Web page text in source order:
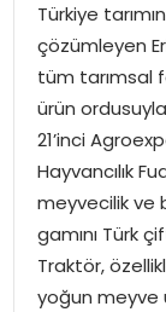
EĞITIM
GÜNDEM
MAGAZIN
Türkiye
çözümleyen
tüm tarımsal
ürün
21’inci
Hayvancılık
meyvecilik ve
gamını Türk
Traktör,
yoğun meyve